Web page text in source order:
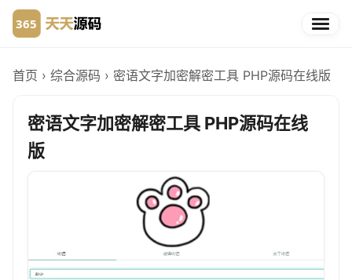
首页 › 综合源码 › 密语文字加密解密工具 PHP源码在线版
密语文字加密解密工具 PHP源码在线
版